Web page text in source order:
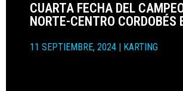
CUARTA FECHA DEL
NORTE-CENTRO CORDOBÉS
11 SEPTIEMBRE, 2024 KARTING